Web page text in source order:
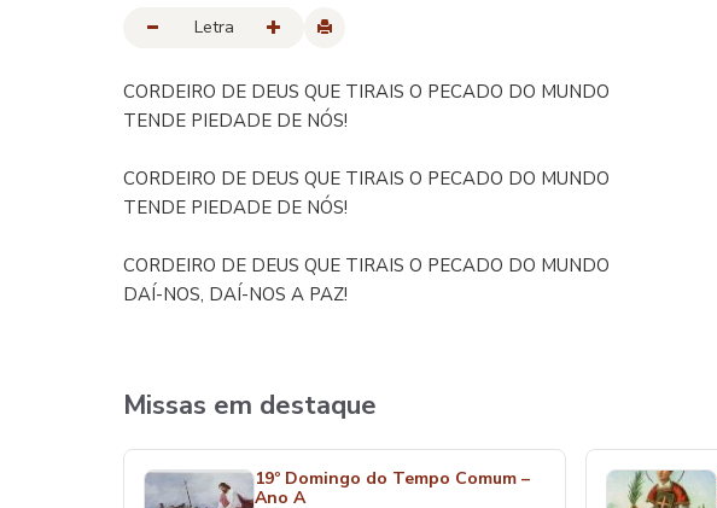
Letra
CORDEIRO DE DEUS QUE TIRAIS O PECADO DO MUNDO
TENDE PIEDADE DE NÓS!
CORDEIRO DE DEUS QUE TIRAIS O PECADO DO MUNDO
TENDE PIEDADE DE NÓS!
CORDEIRO DE DEUS QUE TIRAIS O PECADO DO MUNDO
DAÍ-NOS, DAÍ-NOS A PAZ!
Missas em destaque
19º Domingo do Tempo Comum –
Ano A